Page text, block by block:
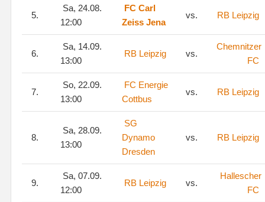
5.
Sa, 24.08.
12:00
FC Carl
Zeiss Jena
vs. RB Leipzig
6.
Sa, 14.09.
13:00
RB Leipzig vs.
Chemnitzer
FC
7.
So, 22.09.
13:00
FC Energie
Cottbus
vs. RB Leipzig
8.
Sa, 28.09.
13:00
SG
Dynamo
Dresden
vs. RB Leipzig
9.
Sa, 07.09.
12:00
RB Leipzig vs.
Hallescher
FC